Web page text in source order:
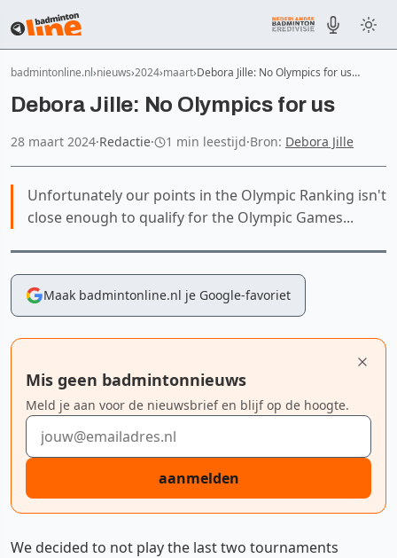
badmintonline.nl nieuws 2024 maart Debora Jille: No Olympics for us…
Debora Jille: No Olympics for us
28 maart 2024·Redactie· 1 min leestijd·Bron: Debora Jille
Unfortunately our points in the Olympic Ranking isn't
close enough to qualify for the Olympic Games...
Maak badmintonline.nl je Google-favoriet
Mis geen badmintonnieuws
Meld je aan voor de nieuwsbrief en blijf op de hoogte.
E-mailadres
aanmelden
We decided to not play the last two tournaments